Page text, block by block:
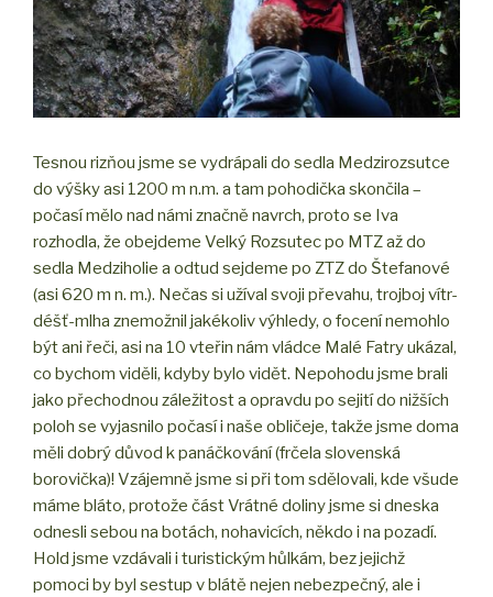
Tesnou rizňou jsme se vydrápali do sedla Medzirozsutce
do výšky asi 1200 m n.m. a tam pohodička skončila –
počasí mělo nad námi značně navrch, proto se Iva
rozhodla, že obejdeme Velký Rozsutec po MTZ až do
sedla Medziholie a odtud sejdeme po ZTZ do Štefanové
(asi 620 m n. m.). Nečas si užíval svoji převahu, trojboj vítr-
déšť-mlha znemožnil jakékoliv výhledy, o focení nemohlo
být ani řeči, asi na 10 vteřin nám vládce Malé Fatry ukázal,
co bychom viděli, kdyby bylo vidět. Nepohodu jsme brali
jako přechodnou záležitost a opravdu po sejití do nižších
poloh se vyjasnilo počasí i naše obličeje, takže jsme doma
měli dobrý důvod k panáčkování (frčela slovenská
borovička)! Vzájemně jsme si při tom sdělovali, kde všude
máme bláto, protože část Vrátné doliny jsme si dneska
odnesli sebou na botách, nohavicích, někdo i na pozadí.
Hold jsme vzdávali i turistickým hůlkám, bez jejichž
pomoci by byl sestup v blátě nejen nebezpečný, ale i